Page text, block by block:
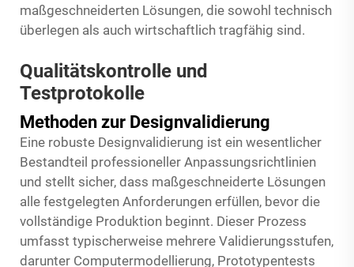
maßgeschneiderten Lösungen, die sowohl technisch
überlegen als auch wirtschaftlich tragfähig sind.
Qualitätskontrolle und
Testprotokolle
Methoden zur Designvalidierung
Eine robuste Designvalidierung ist ein wesentlicher
Bestandteil professioneller Anpassungsrichtlinien
und stellt sicher, dass maßgeschneiderte Lösungen
alle festgelegten Anforderungen erfüllen, bevor die
vollständige Produktion beginnt. Dieser Prozess
umfasst typischerweise mehrere Validierungsstufen,
darunter Computermodellierung, Prototypentests